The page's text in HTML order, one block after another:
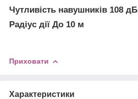
Чутливість навушників 108 дБ
Радіус дії До 10 м
Приховати
Характеристики